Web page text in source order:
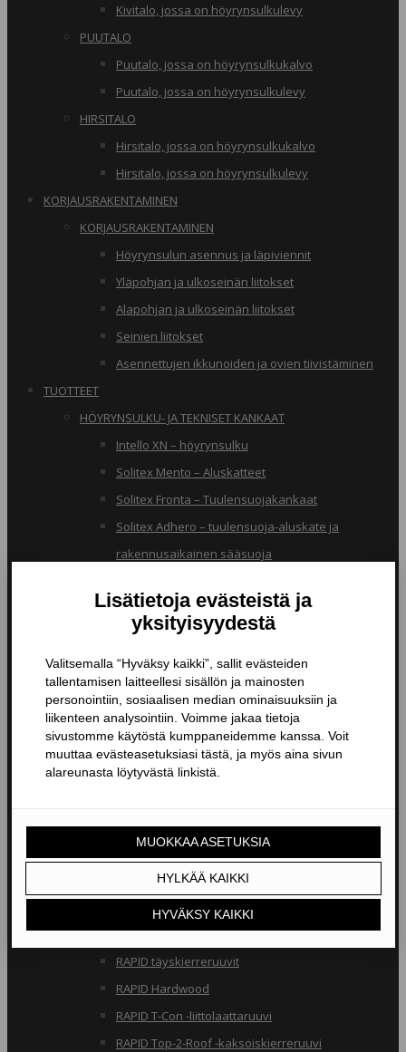
Kivitalo, jossa on höyrynsulkulevy
PUUTALO
Puutalo, jossa on höyrynsulkukalvo
Puutalo, jossa on höyrynsulkulevy
HIRSITALO
Hirsitalo, jossa on höyrynsulkukalvo
Hirsitalo, jossa on höyrynsulkulevy
KORJAUSRAKENTAMINEN
KORJAUSRAKENTAMINEN
Höyrynsulun asennus ja läpiviennit
Yläpohjan ja ulkoseinän liitokset
Alapohjan ja ulkoseinän liitokset
Seinien liitokset
Asennettujen ikkunoiden ja ovien tiivistäminen
TUOTTEET
HÖYRYNSULKU- JA TEKNISET KANKAAT
Intello XN – höyrynsulku
Solitex Mento – Aluskatteet
Solitex Fronta – Tuulensuojakankaat
Solitex Adhero – tuulensuoja-aluskate ja
rakennusaikainen sääsuoja
TIIVISTYSTUOTTEET
Butyylinauhat ja -teipit
Liitosnauhat
Läpiviennit
Tiivistyspinnoitteet ja -massat
Tiivistysteipit
Pohjustusaineet ja tarvikkeet
RAKENNERUUVIT
RAPID osakierreruuvit
StarDrive GPR osakierreruuvit
Klimas täyskierreruuvit
RAPID täyskierreruuvit
RAPID Hardwood
RAPID T-Con -liittolaattaruuvi
RAPID Top-2-Roof -kaksoiskierreruuvi